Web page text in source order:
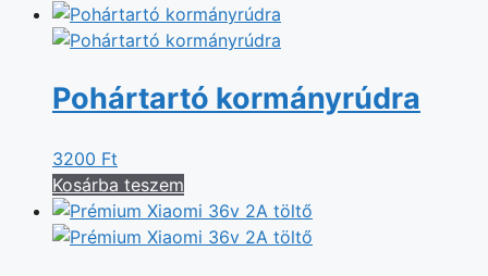
Pohártartó kormányrúdra
3200 Ft
Kosárba teszem